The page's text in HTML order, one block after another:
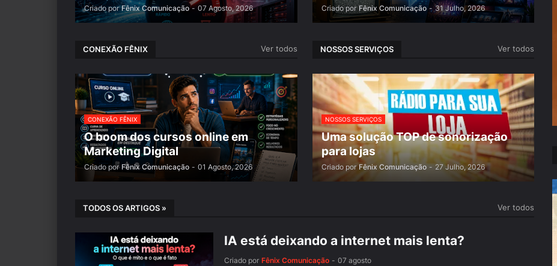
Criado por Fênix Comunicação - 07 Agosto, 2026 Criado por Fênix Comunicação - 31 Julho, 2026
CONEXÃO FÊNIX Ver todos
CONEXÃO FÊNIX
O boom dos cursos online em
Marketing Digital
Criado por Fênix Comunicação - 01 Agosto, 2026
NOSSOS SERVIÇOS Ver todos
NOSSOS SERVIÇOS
Uma solução TOP de sonorização
para lojas
Criado por Fênix Comunicação - 27 Julho, 2026
TODOS OS ARTIGOS » Ver todos
IA está deixando a internet mais lenta?
Criado por Fênix Comunicação - 07 agosto